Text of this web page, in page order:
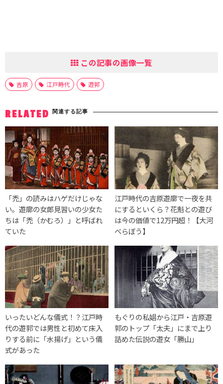
この記事の画像一覧
吉原 江戸時代 遊郭
RELATED 関連する記事
「禿」の読みはハゲだけじゃな
い。遊廓の女郎見習いの少女た
ちは「禿（かむろ）」と呼ばれ
ていた
江戸時代の吉原遊廓で一夜を共
にするといくら？花魁との遊び
は今の価値で12万円超！【大河
べらぼう】
いったいどんな儀式！？江戸時
代の遊郭では男性と初めて床入
りする前に「水揚げ」という儀
式があった
もぐりの私娼から江戸・吉原遊
郭のトップ「太夫」にまで上り
詰めた伝説の遊女「勝山」